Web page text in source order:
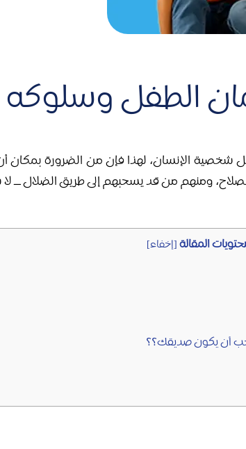
الطفل وسلوكه
الإنسان، لهذا فإن من الضرورة بمكان أن
ومنهم من قد يسحبهم إلى طريق الضلال ــ
المقالة[إخفاء]
أن يكون صديقك؟؟